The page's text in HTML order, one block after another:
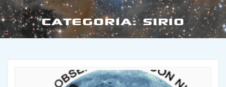
CATEGORÍA:SIRIO